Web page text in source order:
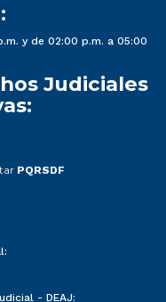
y de 02:00 p.m. a 05:00
Judiciales
PQRSDF
- DEAJ: